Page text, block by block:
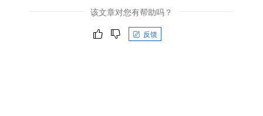
该文章对您有帮助吗？
反馈